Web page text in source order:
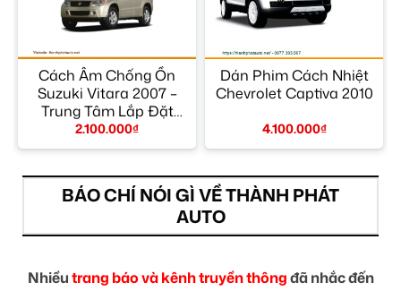
Cách Âm Chống Ồn
Suzuki Vitara 2007 –
Trung Tâm Lắp Đặt
Chính Hãng TPHCM
2.100.000₫
Dán Phim Cách Nhiệt
Chevrolet Captiva 2010
4.100.000₫
BÁO CHÍ NÓI GÌ VỀ THÀNH PHÁT
AUTO
Nhiềutrang báo và kênh truyền thôngđã nhắc đến